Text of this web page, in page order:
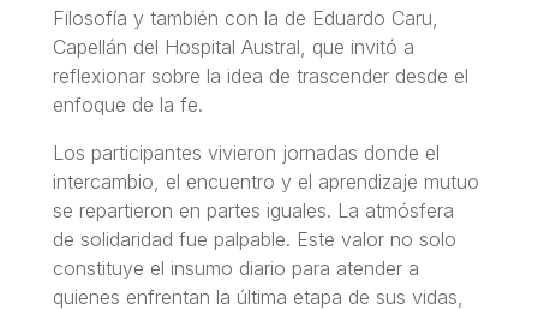
Filosofía y también con la de Eduardo Caru,
Capellán del Hospital Austral, que invitó a
reflexionar sobre la idea de trascender desde el
enfoque de la fe.
Los participantes vivieron jornadas donde el
intercambio, el encuentro y el aprendizaje mutuo
se repartieron en partes iguales. La atmósfera
de solidaridad fue palpable. Este valor no solo
constituye el insumo diario para atender a
quienes enfrentan la última etapa de sus vidas,